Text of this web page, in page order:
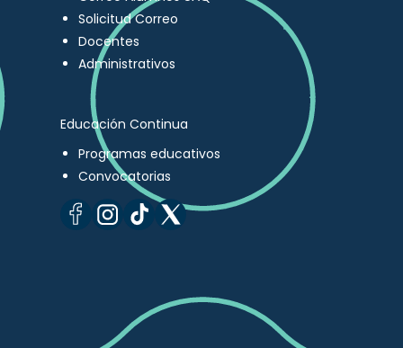
Solicitud Correo
Docentes
Administrativos
Educación Continua
Programas educativos
Convocatorias